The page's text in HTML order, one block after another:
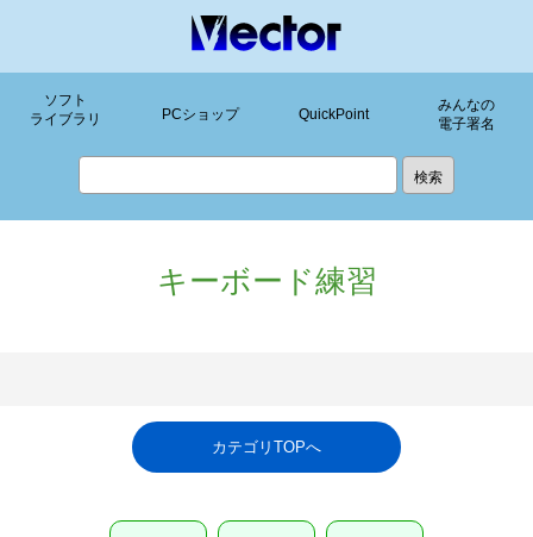
ソフト
ライブラリ
PCショップ QuickPoint
みんなの
電子署名
キーボード練習
カテゴリTOPへ